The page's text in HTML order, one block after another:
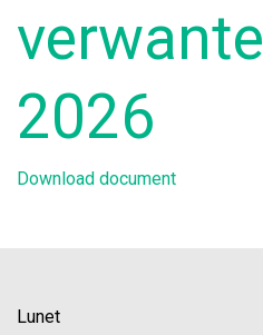
2026
Download document
Lunet